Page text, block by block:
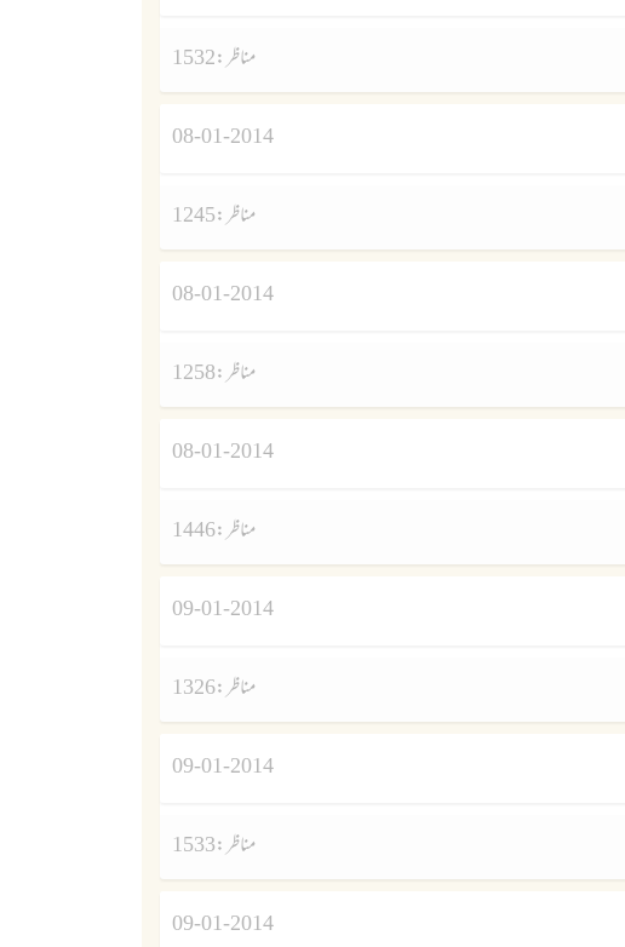
مناظر :1532
08-01-2014
مناظر :1245
08-01-2014
مناظر :1258
08-01-2014
مناظر :1446
09-01-2014
مناظر :1326
09-01-2014
مناظر :1533
09-01-2014